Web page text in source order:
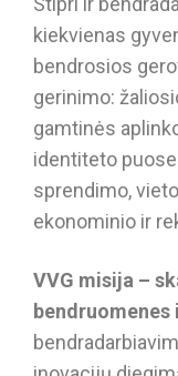
kiekvienas
bendrosios
gerinimo:
gamtinės
identiteto
sprendimo,
ekonominio ir
VVG misija –